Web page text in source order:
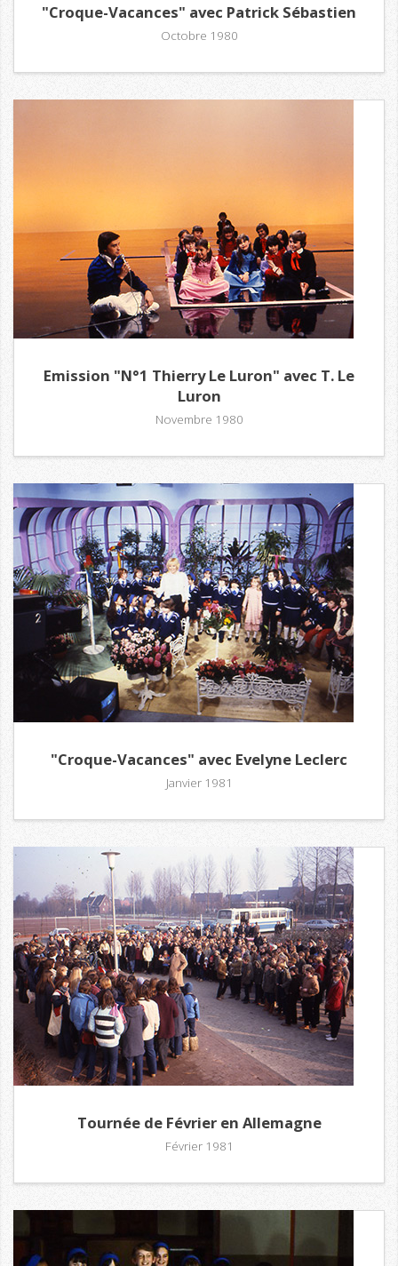
"Croque-Vacances" avec Patrick Sébastien
Octobre 1980
Emission "N°1 Thierry Le Luron" avec T. Le
Luron
Novembre 1980
"Croque-Vacances" avec Evelyne Leclerc
Janvier 1981
Tournée de Février en Allemagne
Février 1981